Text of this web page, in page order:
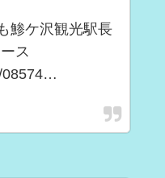
鯵ケ沢観光駅長
ス
08574…